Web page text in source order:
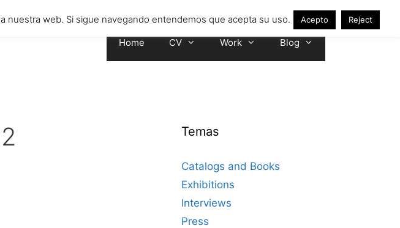
Home CV Work Blog
Temas
Catalogs and Books
Exhibitions
Interviews
Press
nuestra web. Si sigue navegando entendemos que acepta su uso. Acepto Reject